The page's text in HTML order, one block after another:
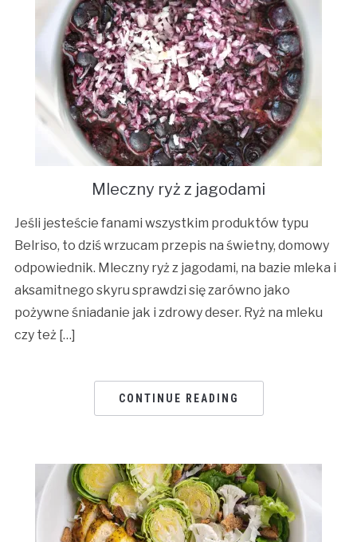
Mleczny ryż z jagodami
Jeśli jesteście fanami wszystkim produktów typu
Belriso, to dziś wrzucam przepis na świetny, domowy
odpowiednik. Mleczny ryż z jagodami, na bazie mleka i
aksamitnego skyru sprawdzi się zarówno jako
pożywne śniadanie jak i zdrowy deser. Ryż na mleku
czy też […]
CONTINUE READING